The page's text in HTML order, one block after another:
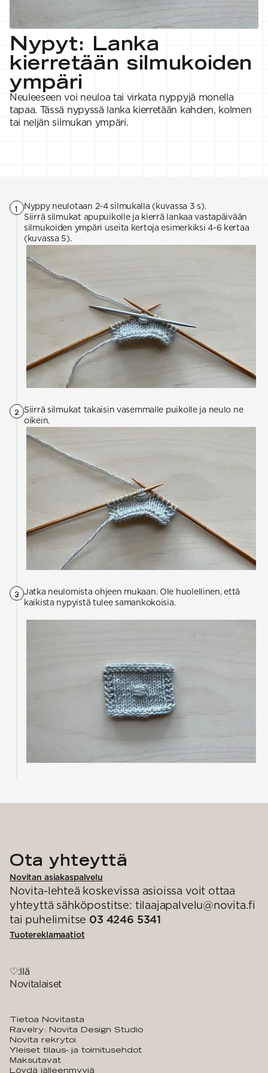
7 Veljestä
Wonder Wool
Hehku
1 = ohuin, 7 = paksuin
1. Lace
2. 4-ply
3. Sport
4. DK
5. Aran
7. Super Chunky
SESONGIN MALLISTOT
SS26 Kirsikka
Simberg & Hanna
Sumari
SS26 Hyvän olon
neuleet
kosketus -
kesämallisto
SS26 Signature
Collection
INSPIROIDU
Yhteisö
Ajankohtaista
Tilaa uutiskirje
Kaikki artikkelit
Nypyt: Lanka
kierretään silmukoiden
ympäri
Neuleeseen voi neuloa tai virkata nyppyjä monella
tapaa. Tässä nypyssä lanka kierretään kahden, kolmen
tai neljän silmukan ympäri.
1
Nyppy neulotaan 2-4 silmukalla (kuvassa 3 s).
Siirrä silmukat apupuikolle ja kierrä lankaa vastapäivään
silmukoiden ympäri useita kertoja esimerkiksi 4-6 kertaa
(kuvassa 5).
2
Siirrä silmukat takaisin vasemmalle puikolle ja neulo ne
oikein.
3 Jatka neulomista ohjeen mukaan. Ole huolellinen, että
kaikista nypyistä tulee samankokoisia.
Ota yhteyttä
Novitan asiakaspalvelu
Novita-lehteä koskevissa asioissa voit ottaa
yhteyttä sähköpostitse: tilaajapalvelu@novita.fi
tai puhelimitse 03 4246 5341
Tuotereklamaatiot
♡:llä
Novitalaiset
Tietoa Novitasta
Ravelry: Novita Design Studio
Novita rekrytoi
Yleiset tilaus- ja toimitusehdot
Maksutavat
Löydä jälleenmyyjä